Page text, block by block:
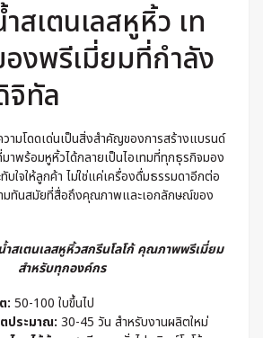
สเตนเลสหูหิ้ว เท
งพรีเมี่ยมที่กำลัง
จิทัล
ามโดดเด่นเป็นสิ่งสำคัญของการสร้างแบรนด์
าพร้อมหูหิ้วได้กลายเป็นไอเทมที่ทุกธุรกิจมอง
บใจให้ลูกค้า ไม่ใช่แค่เครื่องดื่มธรรมดาอีกต่อ
มทันสมัยที่สื่อถึงคุณภาพและเอกลักษณ์ของ
ำสเตนเลสหูหิ้วสกรีนโลโก้ คุณภาพพรีเมี่ยม
สำหรับทุกองค์กร
: 50-100 ใบขึ้นไป
ตประมาณ: 30-45 วัน สำหรับงานผลิตใหม่